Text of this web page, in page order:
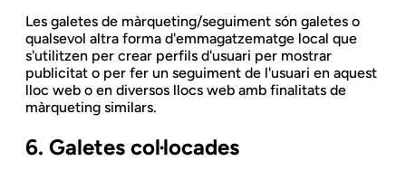
Les galetes de màrqueting/seguiment són galetes o
qualsevol altra forma d'emmagatzematge local que
s'utilitzen per crear perfils d'usuari per mostrar
publicitat o per fer un seguiment de l'usuari en aquest
lloc web o en diversos llocs web amb finalitats de
màrqueting similars.
6. Galetes col·locades